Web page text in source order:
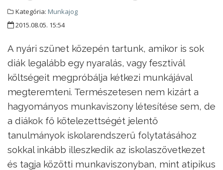
Kategória: Munkajog
2015.08.05. 15:54
A nyári szünet közepén tartunk, amikor is sok
diák legalább egy nyaralás, vagy fesztivál
költségeit megpróbálja kétkezi munkájával
megteremteni. Természetesen nem kizárt a
hagyományos munkaviszony létesítése sem, de
a diákok fő kötelezettségét jelentő
tanulmányok iskolarendszerű folytatásához
sokkal inkább illeszkedik az iskolaszövetkezet
és tagja közötti munkaviszonyban, mint atipikus